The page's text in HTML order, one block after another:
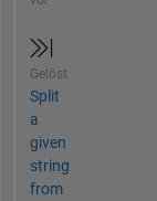
Gelöst
Split
a
given
string
from